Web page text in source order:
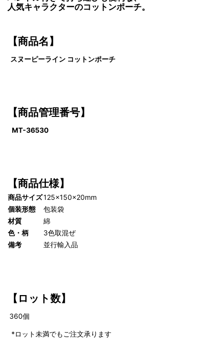
人気キャラクターのコットンポーチ。
【商品名】
スヌーピーライン コットンポーチ
【商品管理番号】
MT-36530
【商品仕様】
商品サイズ125×150×20mm
個装形態
包装袋
材質
綿
色・柄
3色取混ぜ
備考
並行輸入品
【 ロット数】
360個
*ロット未満でもご注文承ります